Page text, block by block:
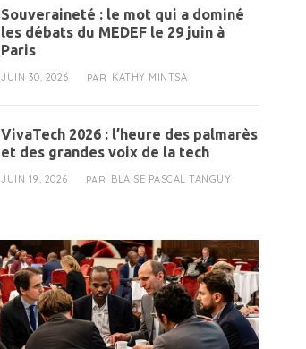
Souveraineté : le mot qui a dominé
les débats du MEDEF le 29 juin à
Paris
JUIN 30, 2026 PAR KATHY MINTSA
VivaTech 2026 : l’heure des palmarès
et des grandes voix de la tech
JUIN 19, 2026 PAR BLAISE PASCAL TANGUY